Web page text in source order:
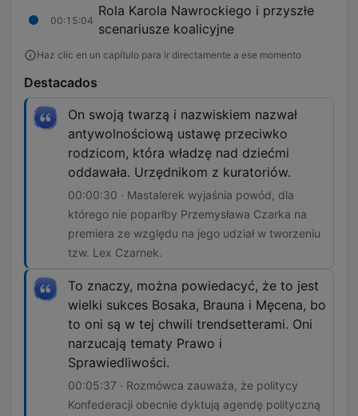
00:15:04
Rola Karola Nawrockiego i przyszłe
scenariusze koalicyjne
Haz clic en un capítulo para ir directamente a ese momento
Destacados
On swoją twarzą i nazwiskiem nazwał
antywolnościową ustawę przeciwko
rodzicom, która władzę nad dziećmi
oddawała. Urzędnikom z kuratoriów.
00:00:30 · Mastalerek wyjaśnia powód, dla
którego nie poparłby Przemysława Czarka na
premiera ze względu na jego udział w tworzeniu
tzw. Lex Czarnek.
To znaczy, można powiedacyć, że to jest
wielki sukces Bosaka, Brauna i Męcena, bo
to oni są w tej chwili trendsetterami. Oni
narzucają tematy Prawo i
Sprawiedliwości.
00:05:37 · Rozmówca zauważa, że politycy
Konfederacji obecnie dyktują agendę polityczną